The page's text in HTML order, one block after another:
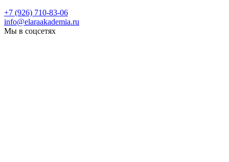
+7 (926) 710-83-06
info@elaraakademia.ru
Мы в соцсетях